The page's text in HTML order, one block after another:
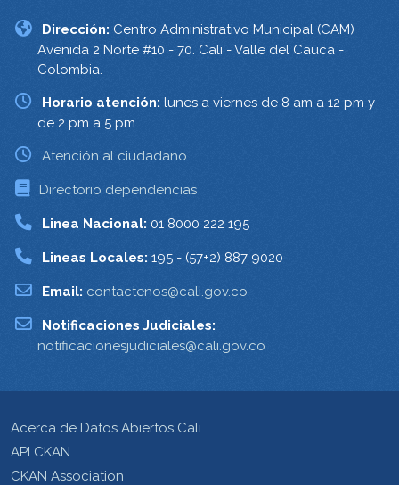
Dirección: Centro Administrativo Municipal (CAM)
Avenida 2 Norte #10 - 70. Cali - Valle del Cauca -
Colombia.
Horario atención: lunes a viernes de 8 am a 12 pm y
de 2 pm a 5 pm.
Atención al ciudadano
Directorio dependencias
Linea Nacional: 01 8000 222 195
Lineas Locales: 195 - (57+2) 887 9020
Email: contactenos@cali.gov.co
Notificaciones Judiciales:
notificacionesjudiciales@cali.gov.co
Acerca de Datos Abiertos Cali
API CKAN
CKAN Association